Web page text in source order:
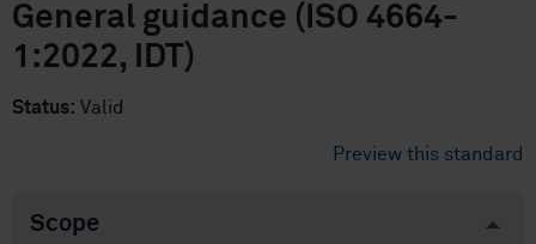
General guidance (ISO 4664-
1:2022, IDT)
Status: Valid
Preview this standard
Scope